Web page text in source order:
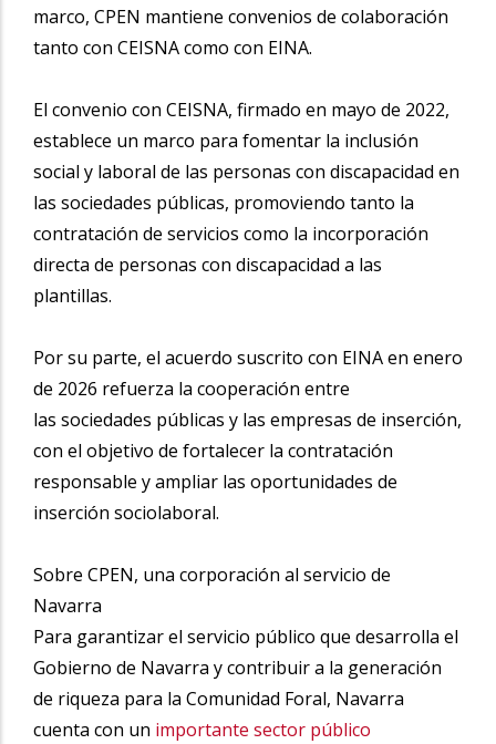
marco, CPEN mantiene convenios de colaboración
tanto con CEISNA como con EINA.
El convenio con CEISNA, firmado en mayo de 2022,
establece un marco para fomentar la inclusión
social y laboral de las personas con discapacidad en
las sociedades públicas, promoviendo tanto la
contratación de servicios como la incorporación
directa de personas con discapacidad a las
plantillas.
Por su parte, el acuerdo suscrito con EINA en enero
de 2026 refuerza la cooperación entre
las sociedades públicas y las empresas de inserción,
con el objetivo de fortalecer la contratación
responsable y ampliar las oportunidades de
inserción sociolaboral.
Sobre CPEN, una corporación al servicio de
Navarra
Para garantizar el servicio público que desarrolla el
Gobierno de Navarra y contribuir a la generación
de riqueza para la Comunidad Foral, Navarra
cuenta con un importante sector público